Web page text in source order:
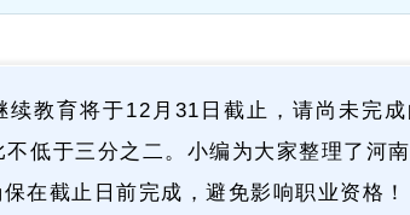
教育将于12月31日截止，请尚未完
低于三分之二。小编为大家整理了河
在截止日前完成，避免影响职业资格！